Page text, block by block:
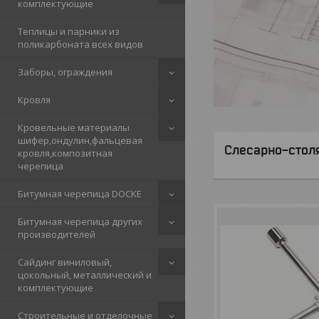
комплектующие
Теплицы и парники из
поликарбоната всех видов
Заборы, ограждения
Кровля
Кровельные материалы
шифер,ондулин,фальцевая
кровля,композитная
черепица
Битумная черепица DOCKE
Битумная черепица других
производителей
Сайдинг виниловый,
цокольный, металлический и
комплектующие
Строительные и отделочные
Слесарно-